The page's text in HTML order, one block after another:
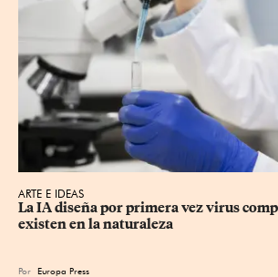
ARTE E IDEAS
La IA diseña por primera vez virus
existen en la naturaleza
Por Europa Press